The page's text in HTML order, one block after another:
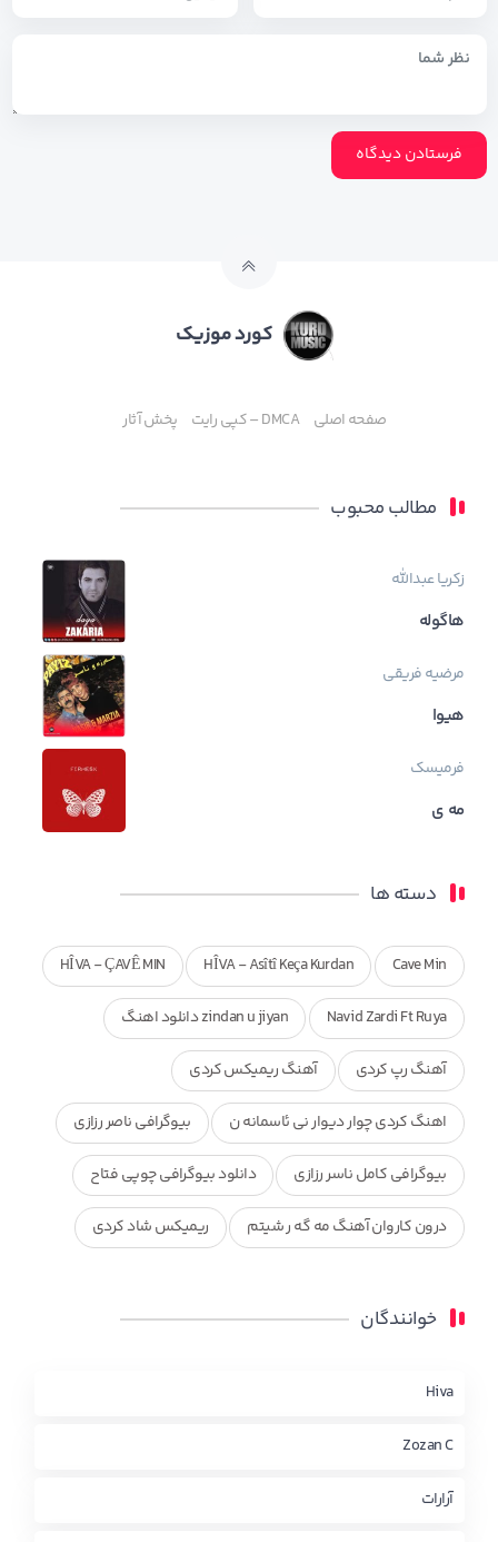
کورد موزیک
صفحه اصلی DMCA – کپی رایت پخش آثار
مطالب محبوب
زکریا عبدالله
هاگوله
مرضیه فریقی
هیوا
فرمیسک
مه ی
دسته ها
Cave Min
HÎVA - Asîtî Keça Kurdan
HÎVA - ÇAVÊ MIN
Navid Zardi Ft Ruya zindan u jiyan دانلود اهنگ
آهنگ رپ کردی آهنگ ریمیکس کردی
اهنگ کردی چوار دیوار نی ئاسمانه ن بیوگرافی ناصر رزازی
بیوگرافی کامل ناسر رزازی دانلود بیوگرافی چوپی فتاح
درون کاروان آهنگ مه گه ر شیتم ریمیکس شاد کردی
محمد جزا
چاو من
خوانندگان
Hiva
Zozan C
آرارات